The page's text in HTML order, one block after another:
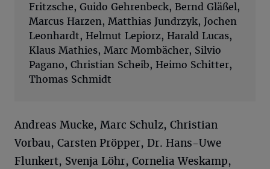
Fritzsche, Guido Gehrenbeck, Bernd Gläßel,
Marcus Harzen, Matthias Jundrzyk, Jochen
Leonhardt, Helmut Lepiorz, Harald Lucas,
Klaus Mathies, Marc Mombächer, Silvio
Pagano, Christian Scheib, Heimo Schitter,
Thomas Schmidt
Andreas Mucke, Marc Schulz, Christian
Vorbau, Carsten Pröpper, Dr. Hans-Uwe
Flunkert, Svenja Löhr, Cornelia Weskamp,